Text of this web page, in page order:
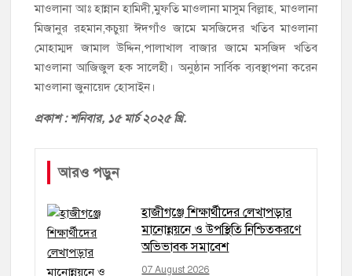
মাওলানা আঃ হান্নান হামিদী,মুফতি মাওলানা মাসুম বিল্লাহ, মাওলানা
মিজানুর রহমান,কচুয়া ঈদগাঁও জামে মসজিদের খতিব মাওলানা
মোহাম্মদ জামাল উদ্দিন,পালাখাল বাজার জামে মসজিদ খতিব
মাওলানা আজিজুল হক সালেহী। অনুষ্ঠান সার্বিক ব্যবস্থাপনা করেন
মাওলানা জুনায়েদ হোসাইন।
প্রকাশ : শনিবার, ১৫ মার্চ ২০২৫ খ্রি.
আরও পড়ুন
হাজীগঞ্জে শিক্ষার্থীদের লেখাপড়ার
মানোন্নয়নে ও উপস্থিতি নিশ্চিতকরণে
অভিভাবক সমাবেশ
07 August 2026